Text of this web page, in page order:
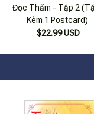
Đọc Thầm - Tập 2
Kèm 1 Postcard)
$22.99 USD